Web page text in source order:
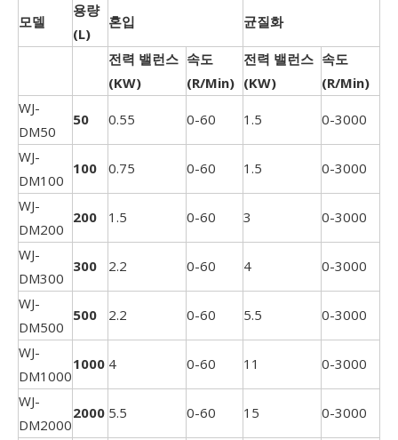
모델
용량
(L)
혼입 균질화
전력 밸런스
(KW)
속도
(R/Min)
전력 밸런스
(KW)
속도
(R/Min)
WJ-
DM50
50 0.55 0-60 1.5 0-3000
WJ-
DM100
100 0.75 0-60 1.5 0-3000
WJ-
DM200
200 1.5 0-60 3 0-3000
WJ-
DM300
300 2.2 0-60 4 0-3000
WJ-
DM500
500 2.2 0-60 5.5 0-3000
WJ-
DM1000
1000 4 0-60 11 0-3000
WJ-
DM2000
2000 5.5 0-60 15 0-3000